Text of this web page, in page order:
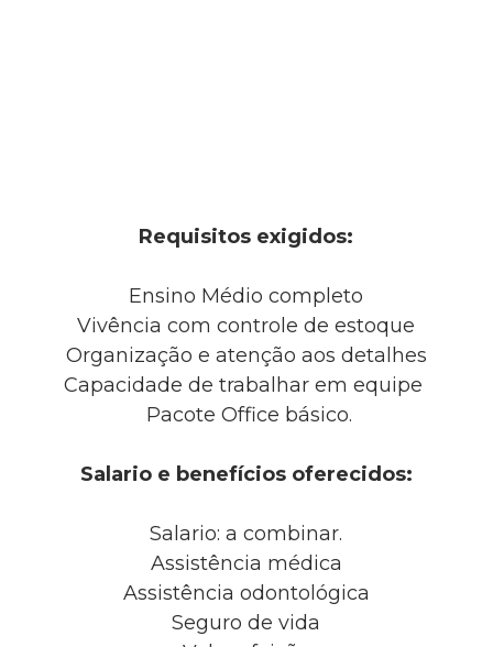
Requisitos exigidos:
Ensino Médio completo
Vivência com controle de estoque
Organização e atenção aos detalhes
Capacidade de trabalhar em equipe
Pacote Office básico.
Salario e benefícios oferecidos:
Salario: a combinar.
Assistência médica
Assistência odontológica
Seguro de vida